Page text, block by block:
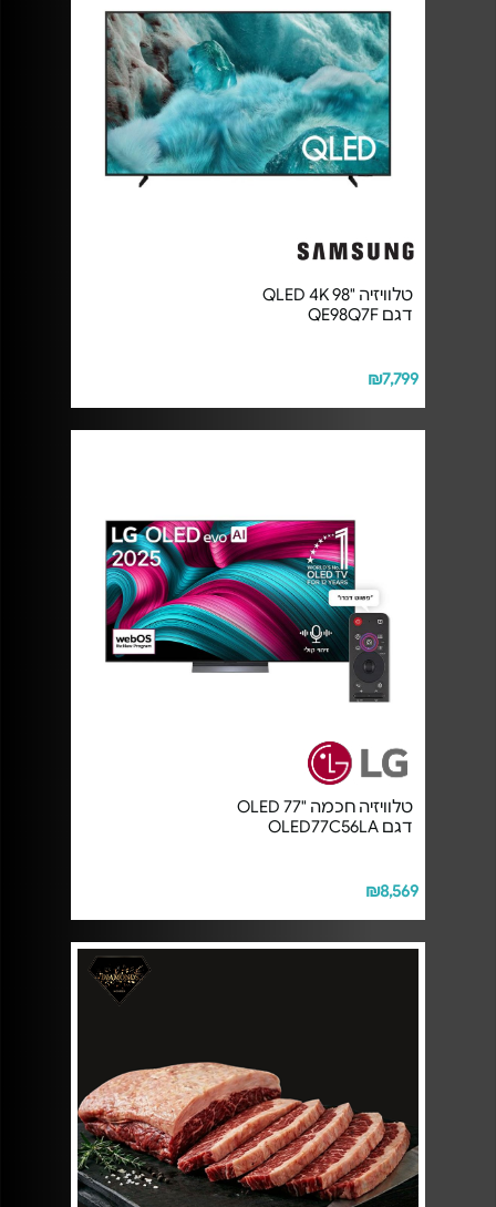
טלוויזיה "98 QLED 4K
דגם QE98Q7F
₪7,799
טלוויזיה חכמה "OLED 77
דגם OLED77C56LA
₪8,569